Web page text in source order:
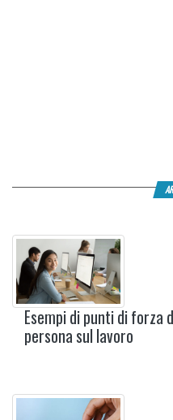
Esempi di punti di forza
persona sul lavoro